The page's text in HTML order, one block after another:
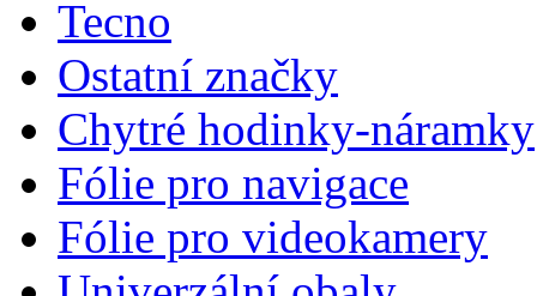
Tecno
Ostatní značky
Chytré hodinky-náramky
Fólie pro navigace
Fólie pro videokamery